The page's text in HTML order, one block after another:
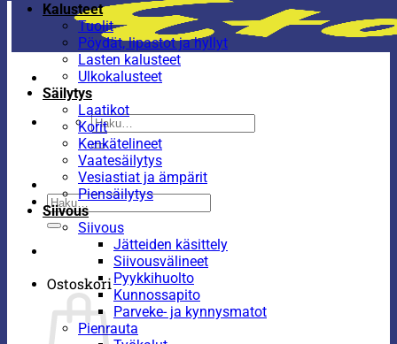
Etsi:
Etsi:
Ostoskori
Kalusteet
Tuolit
Pöydät, lipastot ja hyllyt
Lasten kalusteet
Ulkokalusteet
Säilytys
Laatikot
Korit
Kenkätelineet
Vaatesäilytys
Vesiastiat ja ämpärit
Piensäilytys
Siivous
Siivous
Jätteiden käsittely
Siivousvälineet
Pyykkihuolto
Kunnossapito
Parveke- ja kynnysmatot
Pienrauta